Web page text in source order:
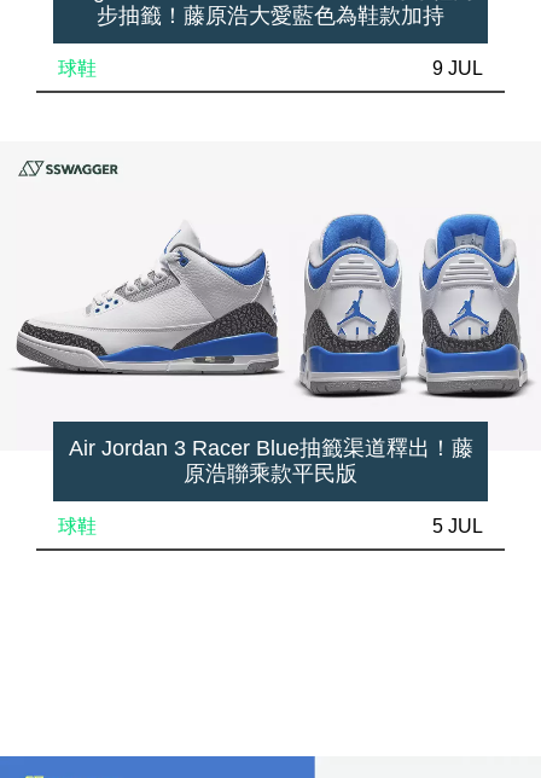
步抽籤！藤原浩大愛藍色為鞋款加持
球鞋 9 JUL
Air Jordan 3 Racer Blue抽籤渠道釋出！藤
原浩聯乘款平民版
球鞋 5 JUL